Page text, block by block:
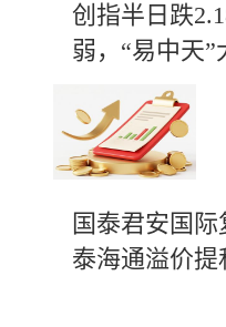
创指半日跌
弱，“易中天”
国泰君安国际
泰海通溢价提